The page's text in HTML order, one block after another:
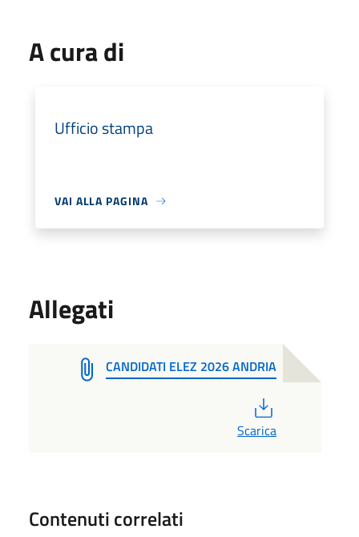
A cura di
Ufficio stampa
VAI ALLA PAGINA
Allegati
CANDIDATI ELEZ 2026 ANDRIA
Scarica
Contenuti correlati